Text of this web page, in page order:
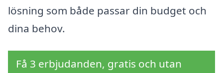
lösning som både passar din budget och
dina behov.
Få 3 erbjudanden, gratis och utan